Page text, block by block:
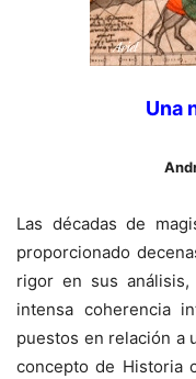
Una
Las décadas de
proporcionado
rigor en sus
intensa coherencia
puestos en relación a
concepto de Historia